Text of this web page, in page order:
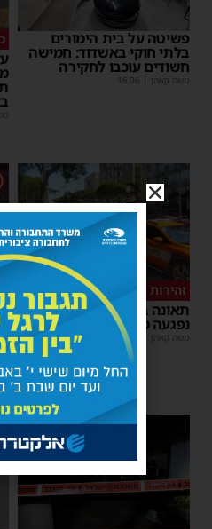
פשיטה על בית הימורים
בלתי חוקי באשדוד: חמישה
חשודים עוכבו לחקירה
משה קאהן 16:06
זהירות בדרכים
תאונה באשדוד: הולכת רגל
נפגעה מרכב חולף
משה קאהן 12:22